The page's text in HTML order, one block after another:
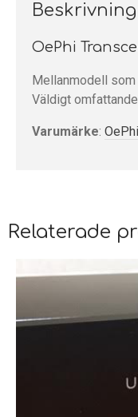
Beskrivning
OePhi
Mellanmodell
Väldigt
Varumärke: OePhi
Relaterade